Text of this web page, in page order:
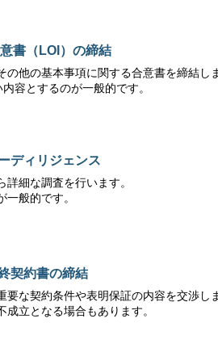
書（LOI）の締結
他の基本事項に関する合意書を締結し
容とするのが一般的です。
ディリジェンス
細な調査を行います。
般的です。
契約書の締結
な契約条件や表明保証の内容を交渉し
立となる場合もあります。